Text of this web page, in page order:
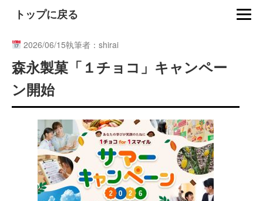
トップに戻る
2026/06/15執筆者：shirai
森永製菓「１チョコ」キャンペー
ン開始